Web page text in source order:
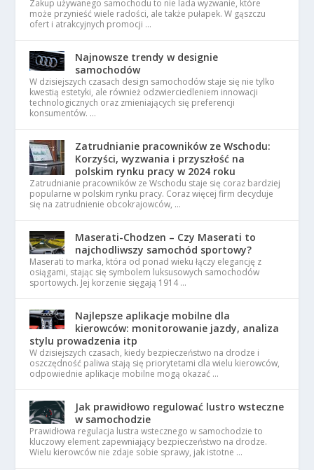
Zakup używanego samochodu to nie lada wyzwanie, które
może przynieść wiele radości, ale także pułapek. W gąszczu
ofert i atrakcyjnych promocji …
Najnowsze trendy w designie
samochodów
W dzisiejszych czasach design samochodów staje się nie tylko
kwestią estetyki, ale również odzwierciedleniem innowacji
technologicznych oraz zmieniających się preferencji
konsumentów. …
Zatrudnianie pracowników ze Wschodu:
Korzyści, wyzwania i przyszłość na
polskim rynku pracy w 2024 roku
Zatrudnianie pracowników ze Wschodu staje się coraz bardziej
popularne w polskim rynku pracy. Coraz więcej firm decyduje
się na zatrudnienie obcokrajowców, …
Maserati-Chodzen – Czy Maserati to
najchodliwszy samochód sportowy?
Maserati to marka, która od ponad wieku łączy elegancję z
osiągami, stając się symbolem luksusowych samochodów
sportowych. Jej korzenie sięgają 1914 …
Najlepsze aplikacje mobilne dla
kierowców: monitorowanie jazdy, analiza
stylu prowadzenia itp
W dzisiejszych czasach, kiedy bezpieczeństwo na drodze i
oszczędność paliwa stają się priorytetami dla wielu kierowców,
odpowiednie aplikacje mobilne mogą okazać …
Jak prawidłowo regulować lustro wsteczne
w samochodzie
Prawidłowa regulacja lustra wstecznego w samochodzie to
kluczowy element zapewniający bezpieczeństwo na drodze.
Wielu kierowców nie zdaje sobie sprawy, jak istotne …